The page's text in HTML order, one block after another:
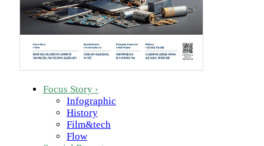
Focus Story ›
Infographic
History
Film&tech
Flow